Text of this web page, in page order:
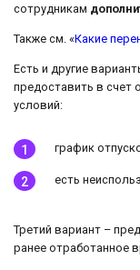
сотрудникам
Также см. «Какие
Есть и другие
предоставить в счет
условий:
график
есть
Третий вариант –
ранее отработанное